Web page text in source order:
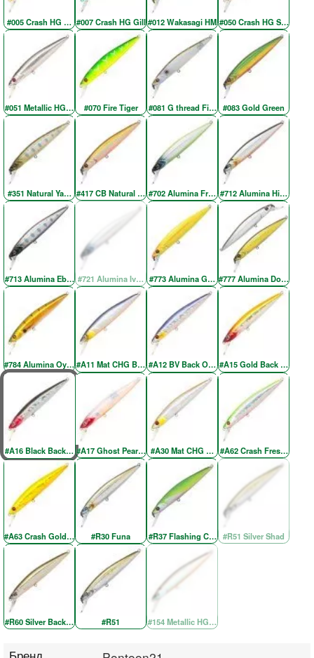
#005 Crash HG Wakasagi#007 Crash HG Gill #012 Wakasagi HM #050 Crash HG Silver
#051 Metallic HG Silver & Black OB RE
#070 Fire Tiger #081 G thread Fin Shad#083 Gold Green
#351 Natural Yamame YE#417 CB Natural Brown#702 Alumina Fresh Green SH#712 Alumina Higenaga
#713 Alumina Ebony Yamame#721 Alumina Ivory Back Silver#773 Alumina Gold Chartreuse
#777 Alumina Doublet-2
#784 Alumina Oyanirami#A11 Mat CHG BV Back OB#A12 BV Back OB RE#A15 Gold Back Red
#A16 Black Back Red Head#A17 Ghost Pearl Red Head#A30 Mat CHG Wakasaki RE#A62 Crash Fresh
#A63 Crash Gold Chartreuse Re
#R30 Funa #R37 Flashing Chartreuse#R51 Silver Shad
#R60 Silver Back OB #R51 #154 Metallic HG Wakasagi OB